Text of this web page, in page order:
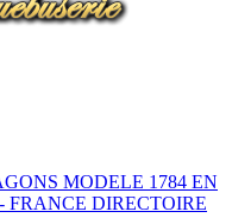
MODELE 1784 EN
FRANCE DIRECTOIRE